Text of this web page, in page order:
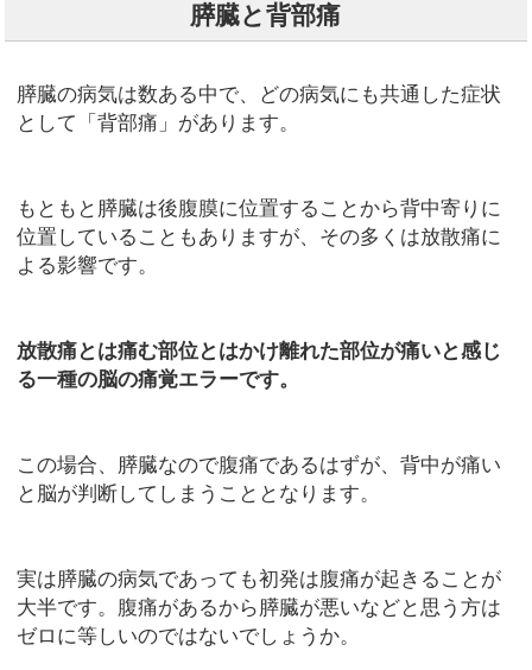
膵臓と背部痛
膵臓の病気は数ある中で、どの病気にも共通した症状
として「背部痛」があります。
もともと膵臓は後腹膜に位置することから背中寄りに
位置していることもありますが、その多くは放散痛に
よる影響です。
放散痛とは痛む部位とはかけ離れた部位が痛いと感じ
る一種の脳の痛覚エラーです。
この場合、膵臓なので腹痛であるはずが、背中が痛い
と脳が判断してしまうこととなります。
実は膵臓の病気であっても初発は腹痛が起きることが
大半です。腹痛があるから膵臓が悪いなどと思う方は
ゼロに等しいのではないでしょうか。